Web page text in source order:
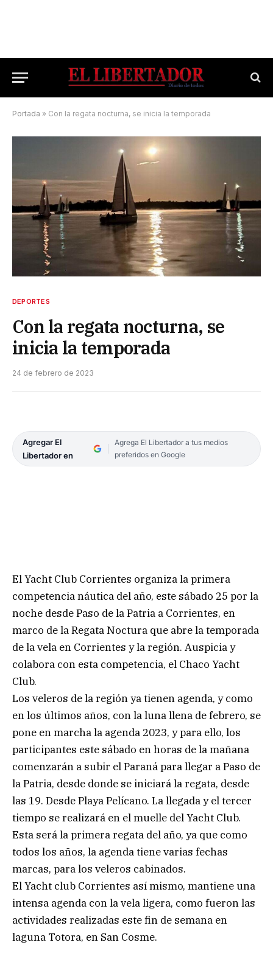
Portada » Con la regata nocturna, se inicia la temporada
DEPORTES
Con la regata nocturna, se
inicia la temporada
24 de febrero de 2023
Agregar El
Libertador en
Agrega El Libertador a tus medios
preferidos en Google
El Yacht Club Corrientes organiza la primera
competencia náutica del año, este sábado 25 por la
noche desde Paso de la Patria a Corrientes, en
marco de la Regata Noctura que abre la temporada
de la vela en Corrientes y la región. Auspicia y
colabora con esta competencia, el Chaco Yacht
Club.
Los veleros de la región ya tienen agenda, y como
en los últimos años, con la luna llena de febrero, se
pone en marcha la agenda 2023, y para ello, los
participantes este sábado en horas de la mañana
comenzarán a subir el Paraná para llegar a Paso de
la Patria, desde donde se iniciará la regata, desde
las 19. Desde Playa Pelícano. La llegada y el tercer
tiempo se realizará en el muelle del Yacht Club.
Esta será la primera regata del año, ya que como
todos los años, la agenda tiene varias fechas
marcas, para los veleros cabinados.
El Yacht club Corrientes así mismo, mantiene una
intensa agenda con la vela ligera, como fueron las
actividades realizadas este fin de semana en
laguna Totora, en San Cosme.